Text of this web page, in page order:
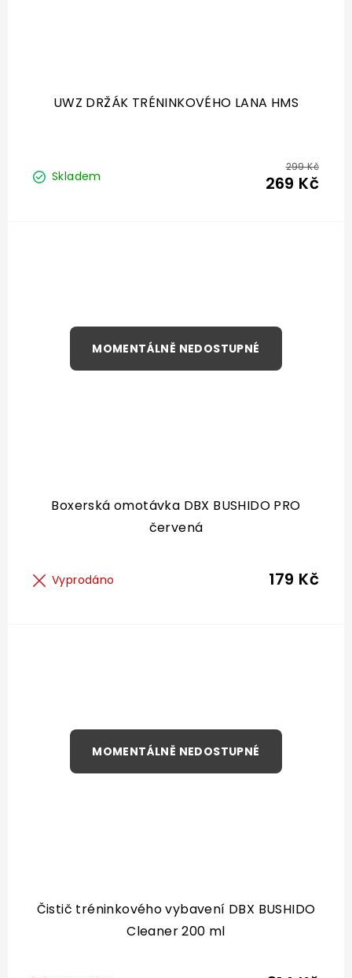
UWZ DRŽÁK TRÉNINKOVÉHO LANA HMS
Skladem
299 Kč
269 Kč
Boxerská omotávka DBX BUSHIDO PRO
červená
Vyprodáno 179 Kč
Čistič tréninkového vybavení DBX BUSHIDO
Cleaner 200 ml